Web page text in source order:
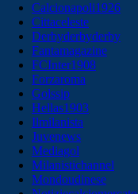
Calcionapoli1926
Cittaceleste
Derbyderbyderby
Fantamagazine
FCInter1908
Forzaroma
Golssip
Hellas1903
Ilmilanista
Juvenews
Mediagol
Milanistichannel
Mondoudinese